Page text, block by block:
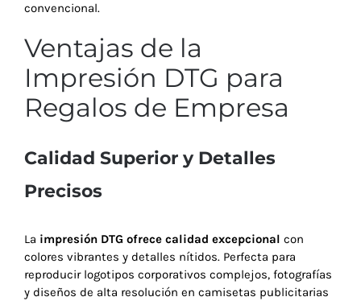
convencional.
Ventajas de la
Impresión DTG para
Regalos de Empresa
Calidad Superior y Detalles
Precisos
La impresión DTG ofrece calidad excepcional con
colores vibrantes y detalles nítidos. Perfecta para
reproducir logotipos corporativos complejos, fotografías
y diseños de alta resolución en camisetas publicitarias